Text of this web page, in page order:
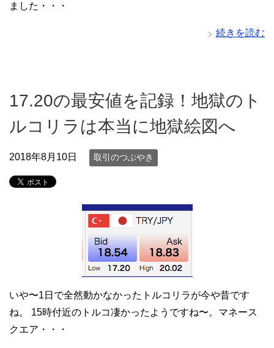
ました・・・
続きを読む
17.20の最安値を記録！地獄のト
ルコリラは本当に地獄絵図へ
2018年8月10日 取引のつぶやき
いや〜1日で全然動かなかったトルコリラが今や昔です
ね。 15時付近のトルコ凄かったようですね〜。マネース
クエア・・・